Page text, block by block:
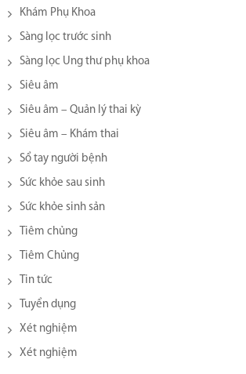
Khám Phụ Khoa
Sàng lọc trước sinh
Sàng lọc Ung thư phụ khoa
Siêu âm
Siêu âm – Quản lý thai kỳ
Siêu âm – Khám thai
Sổ tay người bệnh
Sức khỏe sau sinh
Sức khỏe sinh sản
Tiêm chủng
Tiêm Chủng
Tin tức
Tuyển dụng
Xét nghiệm
Xét nghiệm